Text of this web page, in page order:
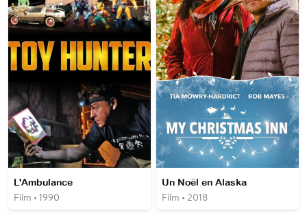
L'Ambulance
Film • 1990
Un Noël en Alaska
Film • 2018